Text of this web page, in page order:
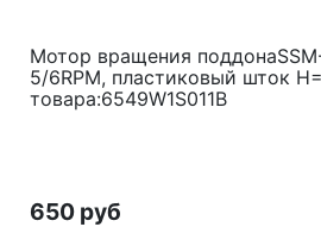
Мотор вращения
5/6RPM, пластиковый шток
товара:6549W1S011B
650 руб